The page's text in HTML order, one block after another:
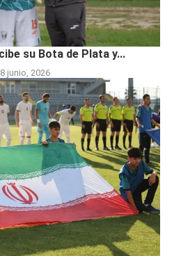
su Bota de Plata y...
8 junio, 2026